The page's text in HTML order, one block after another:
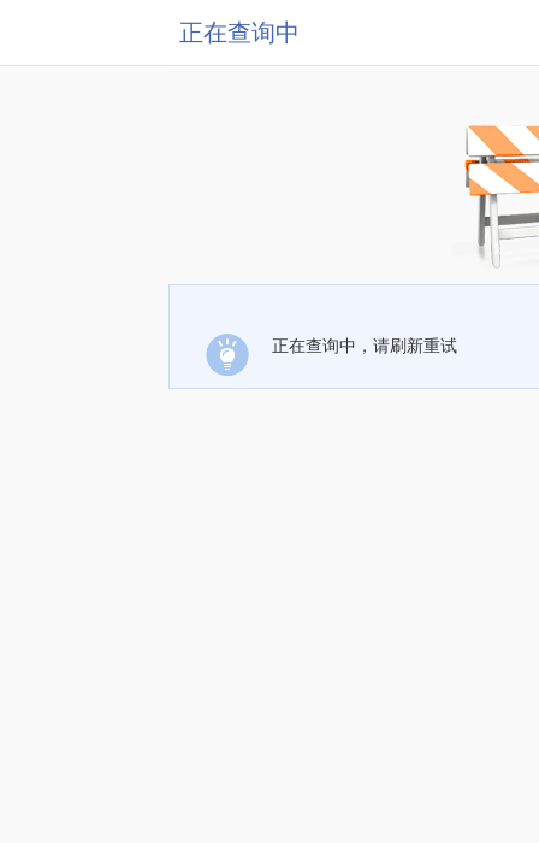
正在查询中
正在查询中，请刷新重试